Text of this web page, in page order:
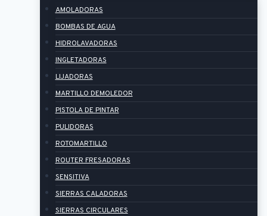
AMOLADORAS
BOMBAS DE AGUA
HIDROLAVADORAS
INGLETADORAS
LIJADORAS
MARTILLO DEMOLEDOR
PISTOLA DE PINTAR
PULIDORAS
ROTOMARTILLO
ROUTER FRESADORAS
SENSITIVA
SIERRAS CALADORAS
SIERRAS CIRCULARES